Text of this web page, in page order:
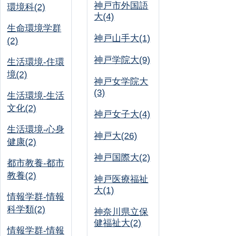
環境科(2)
生命環境学群
(2)
生活環境-住環
境(2)
生活環境-生活
文化(2)
生活環境-心身
健康(2)
都市教養-都市
教養(2)
情報学群-情報
科学類(2)
情報学群-情報
神戸市外国語
大(4)
神戸山手大(1)
神戸学院大(9)
神戸女学院大
(3)
神戸女子大(4)
神戸大(26)
神戸国際大(2)
神戸医療福祉
大(1)
神奈川県立保
健福祉大(2)